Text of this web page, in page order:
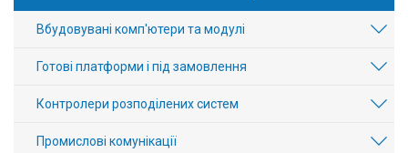
Вбудовувані комп'ютери та модулі
Готові платформи і під замовлення
Контролери розподілених систем
Промислові комунікації